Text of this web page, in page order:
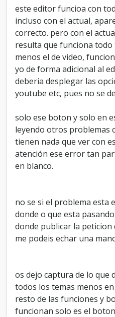
este editor funcioa con
incluso con el actual,
correcto. pero con el
resulta que funciona
menos el de video,
yo de forma adicional al
deberia desplegar las
youtube etc, pues no se
solo ese boton y solo en
leyendo otros problemas
tienen nada que ver con
atención ese error tan
en blanco.
no se si el problema esta
donde o que esta
donde publicar la peticion
me podeis echar una
os dejo captura de lo que
todos los temas menos
resto de las funciones y
funcionan solo es el